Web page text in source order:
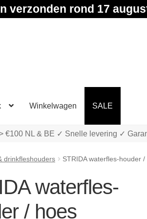
verzonden rond 17
Winkelwagen SALE
€100 NL & BE ✓ Snelle levering ✓
drinkfleshouders STRIDA waterfles-houder /
waterfles-
/ hoes